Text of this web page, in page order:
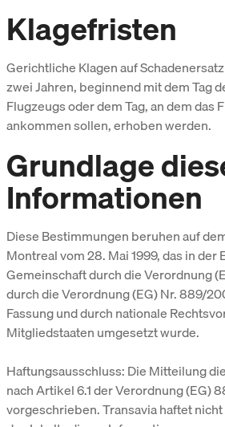
Klagefristen
Gerichtliche Klagen auf
zwei Jahren, beginnend mit dem Tag
Flugzeugs oder dem Tag, an dem das
ankommen sollen, erhoben werden.
Grundlage
Informationen
Diese Bestimmungen beruhen auf
Montreal vom 28. Mai 1999, das in der
Gemeinschaft durch die Verordnung
durch die Verordnung (EG) Nr. 889/
Fassung und durch nationale
Mitgliedstaaten umgesetzt wurde.
Haftungsausschluss: Die Mitteilung
nach Artikel 6.1 der Verordnung (EG)
vorgeschrieben. Transavia haftet